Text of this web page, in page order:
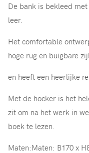
De bank is bekleed
leer.
Het comfortable
hoge rug en buigbare
en heeft een heerlijke
Met de hocker is het
zit om na het werk in
boek te lezen.
Maten:Maten: B170 x